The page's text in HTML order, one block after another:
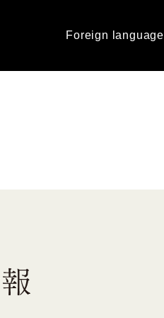
Foreign language